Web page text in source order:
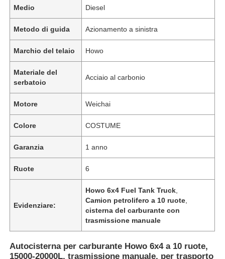
Chi siamo
Fatory Tour
Controllo di qualità
Contattaci
notizie
Richiedere un preventivo
Semi-remolchi per serbatoi
Medio Diesel
Metodo di guida Azionamento a sinistra
Marchio del telaio Howo
Materiale del
serbatoio
Acciaio al carbonio
Motore Weichai
Colore COSTUME
Garanzia 1 anno
Ruote 6
Evidenziare:
Howo 6x4 Fuel Tank Truck
Camion petrolifero a 10 ruote
cisterna del carburante con
trasmissione manuale
Autocisterna per carburante Howo 6x4 a 10 ruote,
15000-20000L, trasmissione manuale, per trasporto